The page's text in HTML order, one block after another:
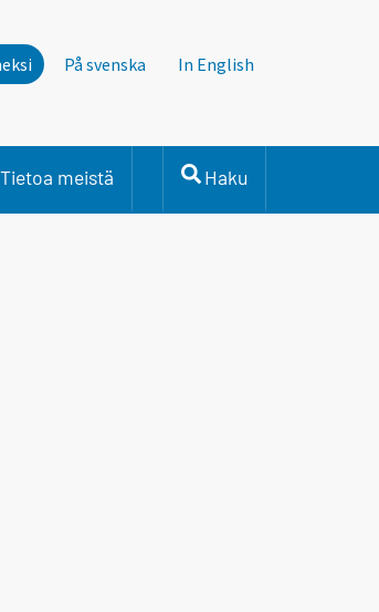
På svenska In English
Tietoa meistä Haku